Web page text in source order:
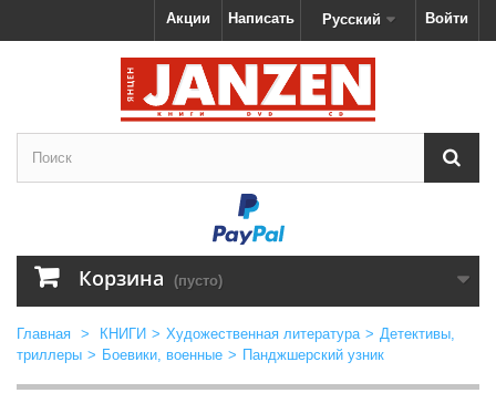
Войти
Русский
Написать
Акции
Корзина (пусто)
Главная > КНИГИ > Художественная литература > Детективы,
триллеры > Боевики, военные > Панджшерский узник